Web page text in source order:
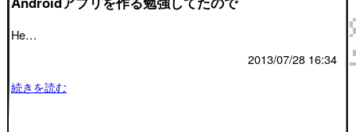
He…
2013/07/28 16:34
続きを読む